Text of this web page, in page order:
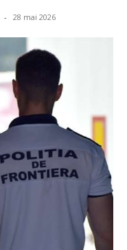
- 28 mai 2026